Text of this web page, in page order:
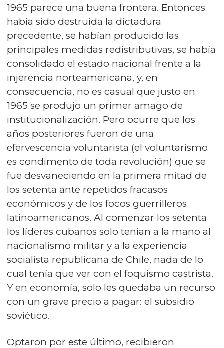
1965 parece una buena frontera. Entonces
había sido destruida la dictadura
precedente, se habían producido las
principales medidas redistributivas, se había
consolidado el estado nacional frente a la
injerencia norteamericana, y, en
consecuencia, no es casual que justo en
1965 se produjo un primer amago de
institucionalización. Pero ocurre que los
años posteriores fueron de una
efervescencia voluntarista (el voluntarismo
es condimento de toda revolución) que se
fue desvaneciendo en la primera mitad de
los setenta ante repetidos fracasos
económicos y de los focos guerrilleros
latinoamericanos. Al comenzar los setenta
los líderes cubanos solo tenían a la mano al
nacionalismo militar y a la experiencia
socialista republicana de Chile, nada de lo
cual tenía que ver con el foquismo castrista.
Y en economía, solo les quedaba un recurso
con un grave precio a pagar: el subsidio
soviético.
Optaron por este último, recibieron